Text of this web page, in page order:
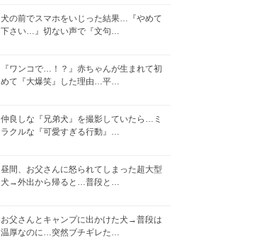
犬の前でスマホをいじった結果…『やめて
下さい…』切ない声で『文句…
『ワンコで…！？』赤ちゃんが生まれて初
めて『大爆笑』した理由…平…
仲良しな『兄弟犬』を撮影していたら…ミ
ラクルな『可愛すぎる行動』…
昼間、お父さんに怒られてしまった超大型
犬→外出から帰ると…普段と…
お父さんとキャンプに出かけた犬→普段は
温厚なのに…突然ブチギレた…